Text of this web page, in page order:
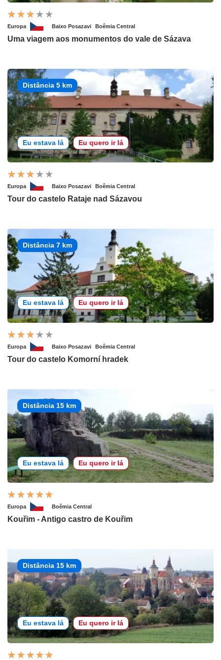
Europa Baixo Posazavi Boêmia Central
Uma viagem aos monumentos do vale de Sázava
Distância 5 km
Eu estava lá Eu quero ir lá
Europa Baixo Posazavi Boêmia Central
Tour do castelo Rataje nad Sázavou
Distância 7 km
Eu estava lá Eu quero ir lá
Europa Baixo Posazavi Boêmia Central
Tour do castelo Komorní hradek
Distância 15 km
Eu estava lá Eu quero ir lá
Europa Boêmia Central
Kouřim - Antigo castro de Kouřim
Distância 15 km
Eu estava lá Eu quero ir lá